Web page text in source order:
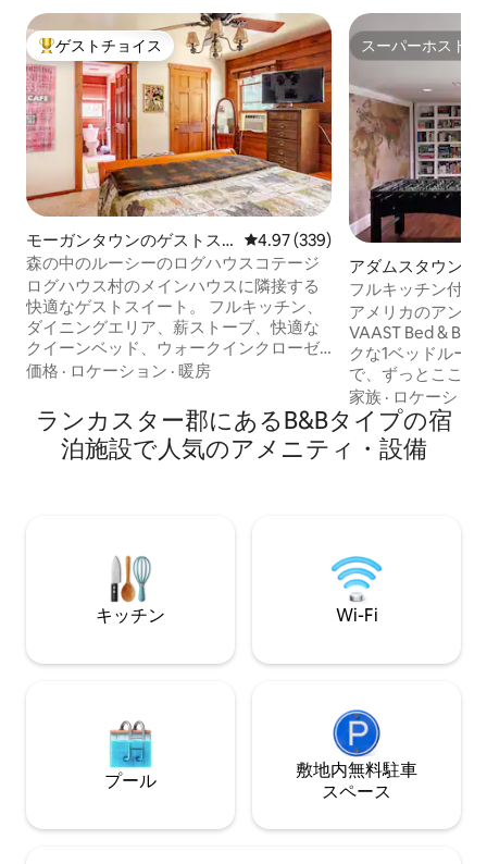
大好評のゲストチョイスです。
ゲストチョイス
モーガンタウンのゲストス
イート
レビュー339件、5つ星中4.97つ
4.97 (339)
森の中のルーシーのログハウスコテージ
ログハウス村のメインハウスに隣接する
快適なゲストスイート。 フルキッチン、
ダイニングエリア、薪ストーブ、快適な
クイーンベッド、ウォークインクローゼ
ット、ゲーム、100本の映画。 ウォーク
スエリアへのドア、ビストロテーブル、
焚き火台を備えたランドリールーム。 ア
ーチ型のリビングルームには、1人用の引
な卵、ジュース、牛乳、パン、コーヒ
ー、紅茶、自家製ピッツェッレなどの朝
食をお楽しみください。
価格 · ロケーション · 暖房
スーパーホスト
スーパーホスト
アダムスタウンの
アパート
フルキッチン付き
アメリカのアンテ
VAAST Bed &
クな1ベッドルー
で、ずっとここに
間違いなしです！ プールとコイポンドを
見下ろすパティ
楽しみください
を楽しみましょ
けます。 VAAST
ンカスター、レデ
ーランドまで数分
家族 · ロケーショ
ランカスター郡にあるB&Bタイプの宿
泊施設で人気のアメニティ・設備
キッチン Wi-Fi
プール
敷地内無料駐⁠車
ス⁠ペ⁠ー⁠ス